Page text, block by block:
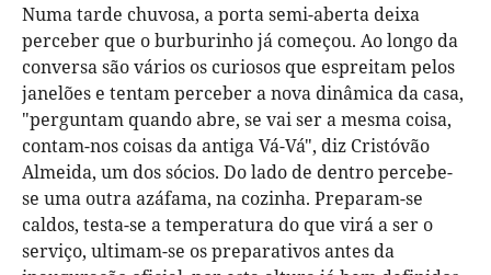
Numa tarde chuvosa, a porta semi-aberta deixa
perceber que o burburinho já começou. Ao longo da
conversa são vários os curiosos que espreitam pelos
janelões e tentam perceber a nova dinâmica da casa,
"perguntam quando abre, se vai ser a mesma coisa,
contam-nos coisas da antiga Vá-Vá", diz Cristóvão
Almeida, um dos sócios. Do lado de dentro percebe-
se uma outra azáfama, na cozinha. Preparam-se
caldos, testa-se a temperatura do que virá a ser o
serviço, ultimam-se os preparativos antes da